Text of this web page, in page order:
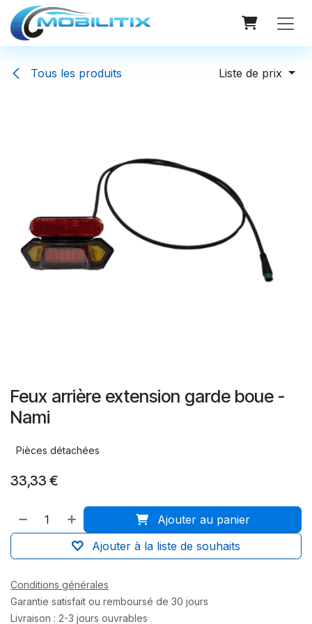
Se rendre au contenu
Tous les produits Liste de prix
Feux arrière extension garde boue -
Nami
Pièces détachées
33,33 €
Ajouter au panier
Ajouter à la liste de souhaits
Conditions générales
Garantie satisfait ou remboursé de 30 jours
Livraison : 2-3 jours ouvrables